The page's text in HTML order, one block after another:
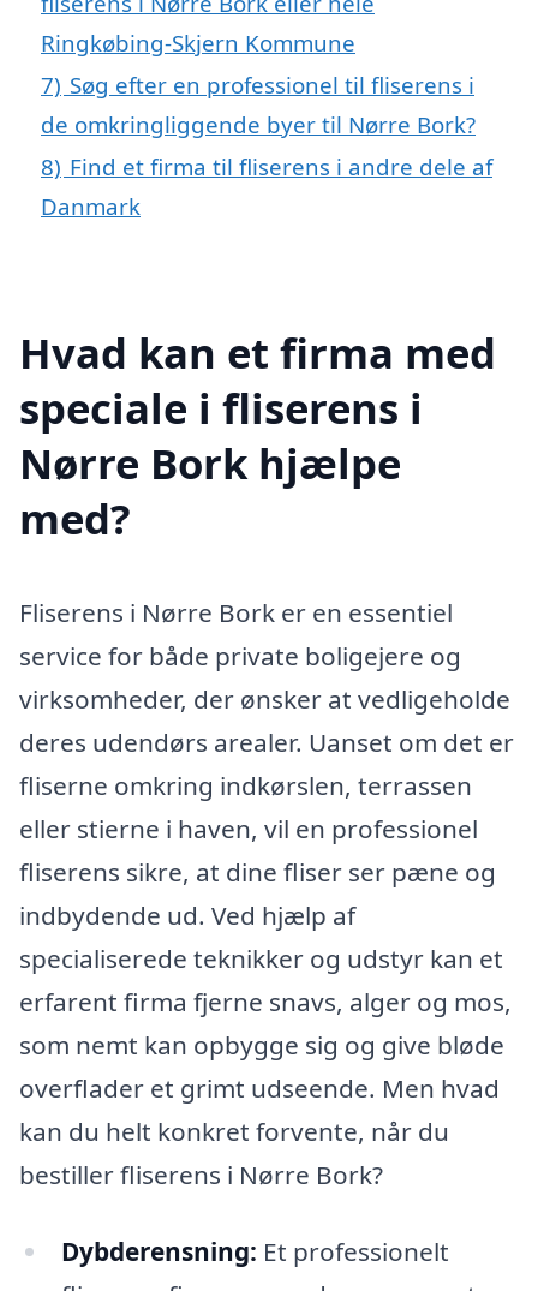
Ringkøbing-Skjern Kommune
7) Søg efter en professionel til fliserens i
de omkringliggende byer til Nørre Bork?
8) Find et firma til fliserens i andre dele af
Danmark
Hvad kan et firma med
speciale i fliserens i
Nørre Bork hjælpe
med?
Fliserens i Nørre Bork er en essentiel
service for både private boligejere og
virksomheder, der ønsker at vedligeholde
deres udendørs arealer. Uanset om det er
fliserne omkring indkørslen, terrassen
eller stierne i haven, vil en professionel
fliserens sikre, at dine fliser ser pæne og
indbydende ud. Ved hjælp af
specialiserede teknikker og udstyr kan et
erfarent firma fjerne snavs, alger og mos,
som nemt kan opbygge sig og give bløde
overflader et grimt udseende. Men hvad
kan du helt konkret forvente, når du
bestiller fliserens i Nørre Bork?
Dybderensning: Et professionelt